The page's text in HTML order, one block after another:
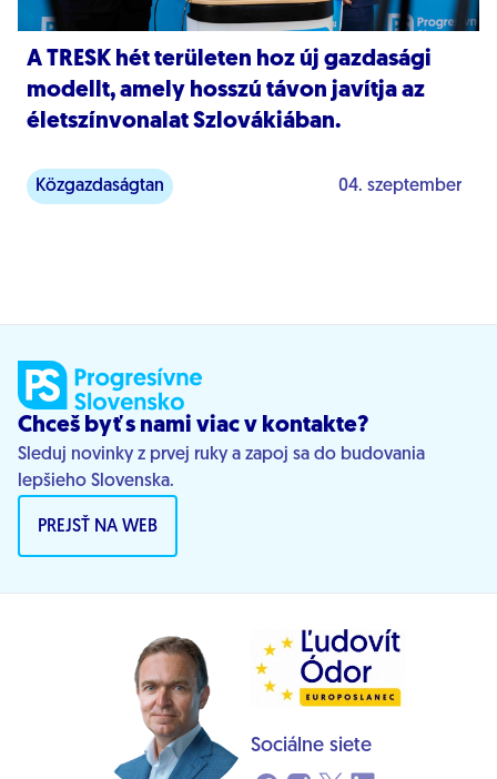
A TRESK hét területen hoz új gazdasági
modellt, amely hosszú távon javítja az
életszínvonalat Szlovákiában.
Közgazdaságtan 04. szeptember
Chceš byť s nami viac v kontakte?
Sleduj novinky z prvej ruky a zapoj sa do budovania
lepšieho Slovenska.
PREJSŤ NA WEB
Sociálne siete